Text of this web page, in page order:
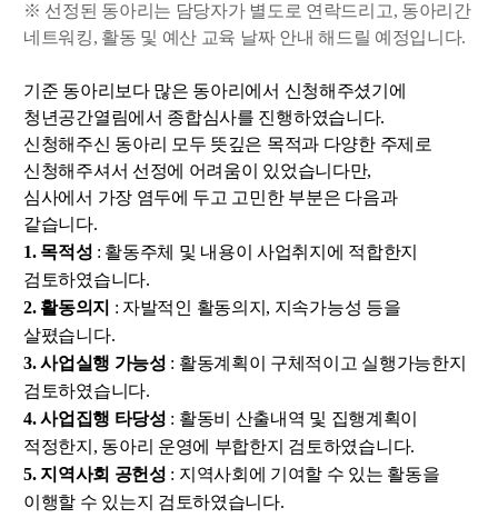
※ 선정된 동아리는 담당자가 별도로 연락드리고, 동아리간
네트워킹, 활동 및 예산 교육 날짜 안내 해드릴 예정입니다.
기준 동아리보다 많은 동아리에서 신청해주셨기에
청년공간열림에서 종합심사를 진행하였습니다.
신청해주신 동아리 모두 뜻깊은 목적과 다양한 주제로
신청해주셔서 선정에 어려움이 있었습니다만,
심사에서 가장 염두에 두고 고민한 부분은 다음과
같습니다.
1. 목적성 : 활동주체 및 내용이 사업취지에 적합한지
검토하였습니다.
2. 활동의지 : 자발적인 활동의지, 지속가능성 등을
살폈습니다.
3. 사업실행 가능성 : 활동계획이 구체적이고 실행가능한지
검토하였습니다.
4. 사업집행 타당성 : 활동비 산출내역 및 집행계획이
적정한지, 동아리 운영에 부합한지 검토하였습니다.
5. 지역사회 공헌성 : 지역사회에 기여할 수 있는 활동을
이행할 수 있는지 검토하였습니다.